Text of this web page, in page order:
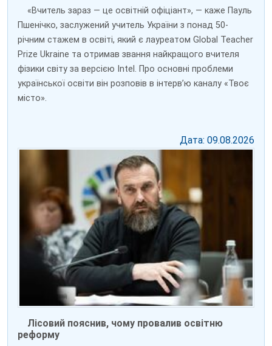
«Вчитель зараз — це освітній офіціант», — каже Пауль
Пшенічко, заслужений учитель України з понад 50-
річним стажем в освіті, який є лауреатом Global Teacher
Prize Ukraine та отримав звання найкращого вчителя
фізики світу за версією Intel. Про основні проблеми
української освіти він розповів в інтерв’ю каналу «Твоє
місто».
Дата: 09.08.2026
Лісовий пояснив, чому провалив освітню
реформу